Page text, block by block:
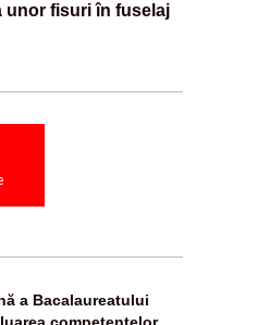
unor fisuri în fuselaj
a Bacalaureatului